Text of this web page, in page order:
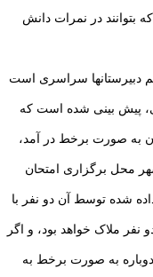
بتوانند در نمرات دانش
دبیرستانها سراسری است
پیش بینی شده است که
به صورت برخط در آمد،
محل برگزاری امتحان
شده توسط آن دو نفر با
نفر ملاک خواهد بود، و اگر
به صورت برخط به